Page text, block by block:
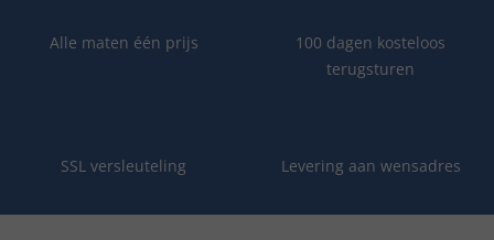
Alle maten één prijs
100 dagen kosteloos
terugsturen
SSL versleuteling Levering aan wensadres